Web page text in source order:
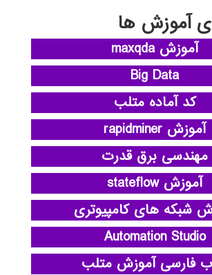
آموزش ها
آموزش maxqda
Big Data
کد آماده متلب
آموزش rapidminer
مهندسی برق قدرت
آموزش stateflow
شبکه های کامپیوتری
Automation Studio
فارسی آموزش متلب